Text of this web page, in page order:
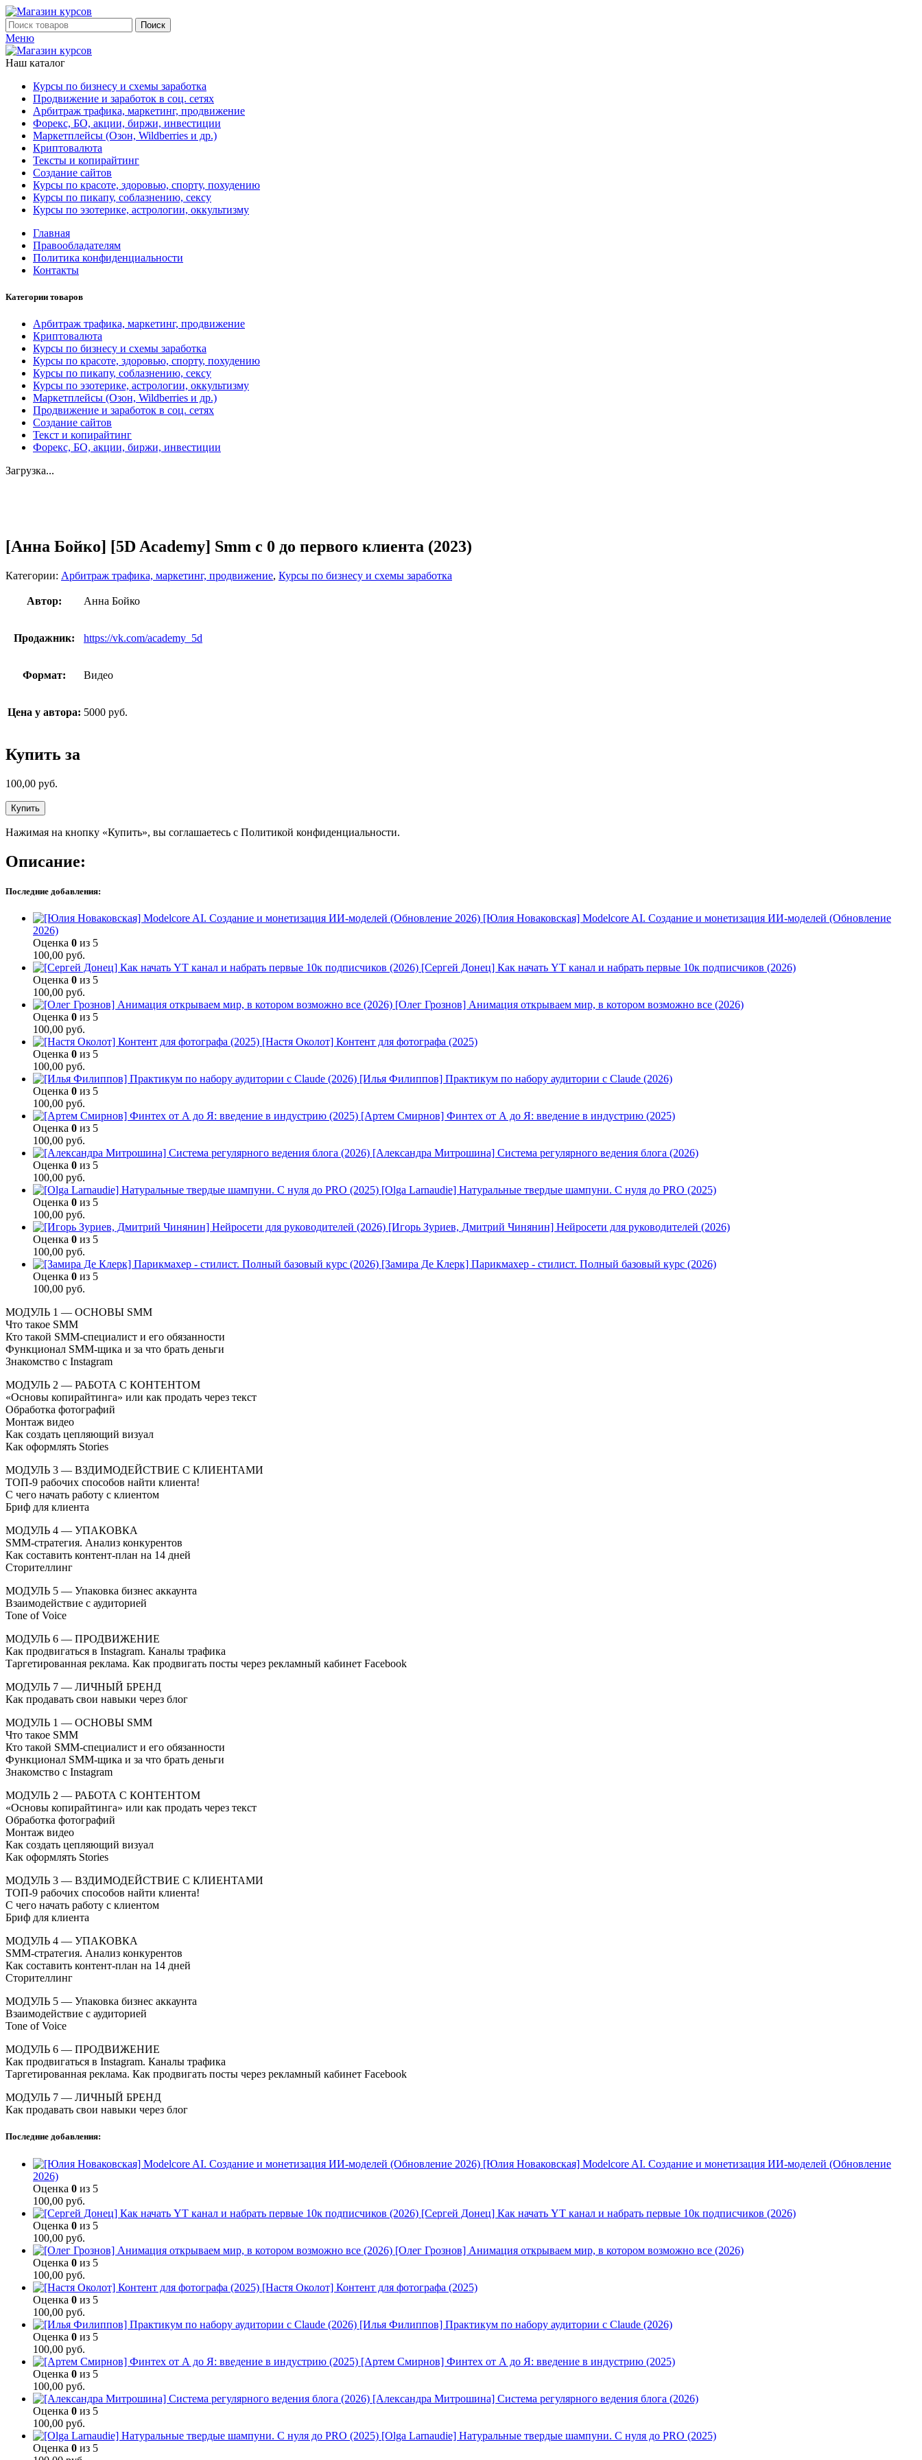
Поиск
Меню
Наш каталог
Курсы по бизнесу и схемы заработка
Продвижение и заработок в соц. сетях
Арбитраж трафика, маркетинг, продвижение
Форекс, БО, акции, биржи, инвестиции
Маркетплейсы (Озон, Wildberries и др.)
Криптовалюта
Тексты и копирайтинг
Создание сайтов
Курсы по красоте, здоровью, спорту, похудению
Курсы по пикапу, соблазнению, сексу
Курсы по эзотерике, астрологии, оккультизму
Главная
Правообладателям
Политика конфиденциальности
Контакты
Категории товаров
Арбитраж трафика, маркетинг, продвижение
Криптовалюта
Курсы по бизнесу и схемы заработка
Курсы по красоте, здоровью, спорту, похудению
Курсы по пикапу, соблазнению, сексу
Курсы по эзотерике, астрологии, оккультизму
Маркетплейсы (Озон, Wildberries и др.)
Продвижение и заработок в соц. сетях
Создание сайтов
Текст и копирайтинг
Форекс, БО, акции, биржи, инвестиции
Загрузка...
[Анна Бойко] [5D Academy] Smm с 0 до первого клиента (2023)
Категории: Арбитраж трафика, маркетинг, продвижение, Курсы по бизнесу и схемы заработка
Автор: Анна Бойко
Продажник: https://vk.com/academy_5d
Формат: Видео
Цена у автора: 5000 руб.
Купить за
100,00 руб.
Купить
Нажимая на кнопку «Купить», вы соглашаетесь с Политикой конфиденциальности.
Описание:
Последние добавления:
[Юлия Новаковская] Modelcore AI. Создание и монетизация ИИ-моделей (Обновление
2026)
Оценка 0 из 5
100,00 руб.
[Сергей Донец] Как начать YT канал и набрать первые 10к подписчиков (2026)
Оценка 0 из 5
100,00 руб.
[Олег Грознов] Анимация открываем мир, в котором возможно все (2026)
Оценка 0 из 5
100,00 руб.
[Настя Околот] Контент для фотографа (2025)
Оценка 0 из 5
100,00 руб.
[Илья Филиппов] Практикум по набору аудитории с Claude (2026)
Оценка 0 из 5
100,00 руб.
[Артем Смирнов] Финтех от А до Я: введение в индустрию (2025)
Оценка 0 из 5
100,00 руб.
[Александра Митрошина] Система регулярного ведения блога (2026)
Оценка 0 из 5
100,00 руб.
[Olga Larnaudie] Натуральные твердые шампуни. С нуля до PRO (2025)
Оценка 0 из 5
100,00 руб.
[Игорь Зуриев, Дмитрий Чинянин] Нейросети для руководителей (2026)
Оценка 0 из 5
100,00 руб.
[Замира Де Клерк] Парикмахер - стилист. Полный базовый курс (2026)
Оценка 0 из 5
100,00 руб.
МОДУЛЬ 1 — ОСНОВЫ SMM
Что такое SMM
Кто такой SMM-специалист и его обязанности
Функционал SMM-щика и за что брать деньги
Знакомство с Instagram
МОДУЛЬ 2 — РАБОТА С КОНТЕНТОМ
«Основы копирайтинга» или как продать через текст
Обработка фотографий
Монтаж видео
Как создать цепляющий визуал
Как оформлять Stories
МОДУЛЬ 3 — ВЗДИМОДЕЙСТВИЕ С КЛИЕНТАМИ
ТОП-9 рабочих способов найти клиента!
С чего начать работу с клиентом
Бриф для клиента
МОДУЛЬ 4 — УПАКОВКА
SMM-стратегия. Анализ конкурентов
Как составить контент-план на 14 дней
Сторителлинг
МОДУЛЬ 5 — Упаковка бизнес аккаунта
Взаимодействие с аудиторией
Tone of Voice
МОДУЛЬ 6 — ПРОДВИЖЕНИЕ
Как продвигаться в Instagram. Каналы трафика
Таргетированная реклама. Как продвигать посты через рекламный кабинет Facebook
МОДУЛЬ 7 — ЛИЧНЫЙ БРЕНД
Как продавать свои навыки через блог
МОДУЛЬ 1 — ОСНОВЫ SMM
Что такое SMM
Кто такой SMM-специалист и его обязанности
Функционал SMM-щика и за что брать деньги
Знакомство с Instagram
МОДУЛЬ 2 — РАБОТА С КОНТЕНТОМ
«Основы копирайтинга» или как продать через текст
Обработка фотографий
Монтаж видео
Как создать цепляющий визуал
Как оформлять Stories
МОДУЛЬ 3 — ВЗДИМОДЕЙСТВИЕ С КЛИЕНТАМИ
ТОП-9 рабочих способов найти клиента!
С чего начать работу с клиентом
Бриф для клиента
МОДУЛЬ 4 — УПАКОВКА
SMM-стратегия. Анализ конкурентов
Как составить контент-план на 14 дней
Сторителлинг
МОДУЛЬ 5 — Упаковка бизнес аккаунта
Взаимодействие с аудиторией
Tone of Voice
МОДУЛЬ 6 — ПРОДВИЖЕНИЕ
Как продвигаться в Instagram. Каналы трафика
Таргетированная реклама. Как продвигать посты через рекламный кабинет Facebook
МОДУЛЬ 7 — ЛИЧНЫЙ БРЕНД
Как продавать свои навыки через блог
Последние добавления:
[Юлия Новаковская] Modelcore AI. Создание и монетизация ИИ-моделей (Обновление
2026)
Оценка 0 из 5
100,00 руб.
[Сергей Донец] Как начать YT канал и набрать первые 10к подписчиков (2026)
Оценка 0 из 5
100,00 руб.
[Олег Грознов] Анимация открываем мир, в котором возможно все (2026)
Оценка 0 из 5
100,00 руб.
[Настя Околот] Контент для фотографа (2025)
Оценка 0 из 5
100,00 руб.
[Илья Филиппов] Практикум по набору аудитории с Claude (2026)
Оценка 0 из 5
100,00 руб.
[Артем Смирнов] Финтех от А до Я: введение в индустрию (2025)
Оценка 0 из 5
100,00 руб.
[Александра Митрошина] Система регулярного ведения блога (2026)
Оценка 0 из 5
100,00 руб.
[Olga Larnaudie] Натуральные твердые шампуни. С нуля до PRO (2025)
Оценка 0 из 5